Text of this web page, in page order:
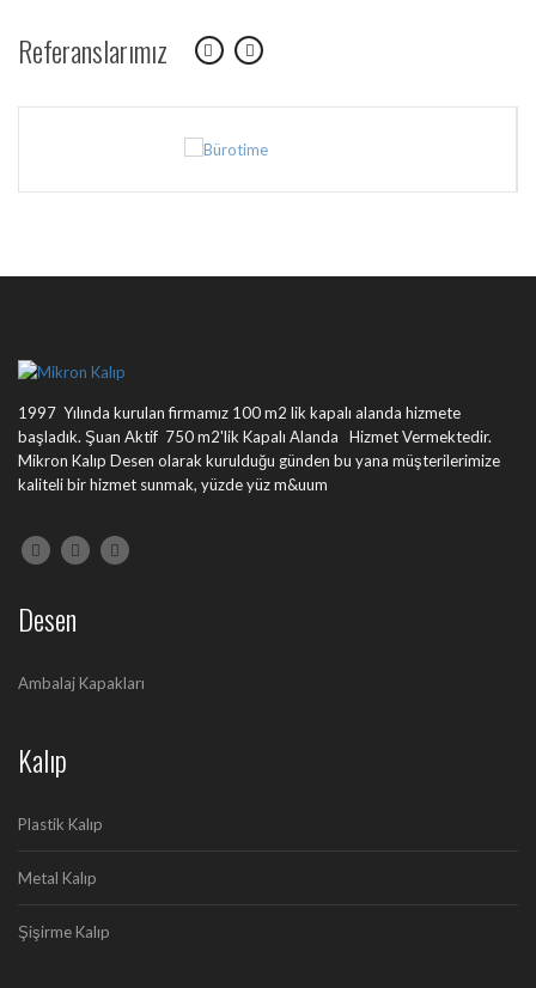
Referanslarımız
1997 Yılında kurulan firmamız 100 m2 lik kapalı alanda hizmete
başladık. Şuan Aktif 750 m2'lik Kapalı Alanda Hizmet Vermektedir.
Mikron Kalıp Desen olarak kurulduğu günden bu yana müşterilerimize
kaliteli bir hizmet sunmak, yüzde yüz m&uum
Desen
Ambalaj Kapakları
Kalıp
Plastik Kalıp
Metal Kalıp
Şişirme Kalıp